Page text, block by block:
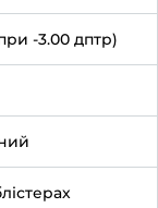
-3.00 дптр)